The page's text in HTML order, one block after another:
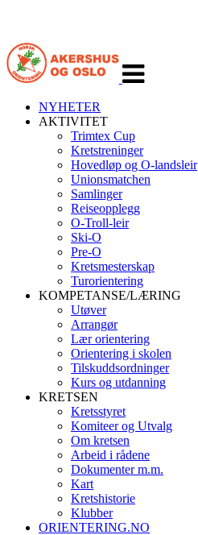
navigasjon
NYHETER
AKTIVITET
Trimtex Cup
Kretstreninger
Hovedløp og O-landsleir
Unionsmatchen
Samlinger
Reiseopplegg
O-Troll-leir
Ski-O
Pre-O
Kretsmesterskap
Turorientering
KOMPETANSE/LÆRING
Utøver
Arrangør
Lær orientering
Orientering i skolen
Tilskuddsordninger
Kurs og utdanning
KRETSEN
Kretsstyret
Komiteer og Utvalg
Om kretsen
Arbeid i rådene
Dokumenter m.m.
Kart
Kretshistorie
Klubber
ORIENTERING.NO